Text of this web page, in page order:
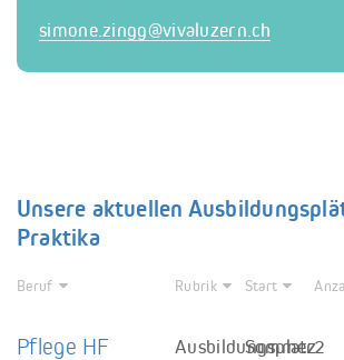
simone.zingg@vivaluzern.ch
Unsere aktuellen
Praktika
Beruf Rubrik Start
Pflege HF Ausbildungsplatz
Sommer2